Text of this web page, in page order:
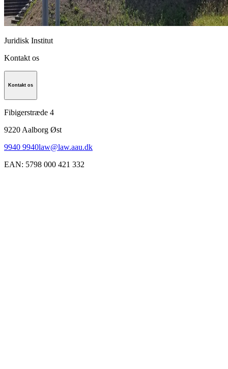
Juridisk Institut
Kontakt os
Kontakt os
Fibigerstræde 4
9220 Aalborg Øst
9940 9940law@law.aau.dk
EAN: 5798 000 421 332